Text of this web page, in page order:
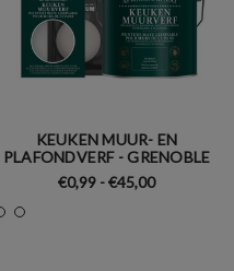
KEUKEN MUUR- EN
PLAFONDVERF - GRENOBLE
€0,99 - €45,00